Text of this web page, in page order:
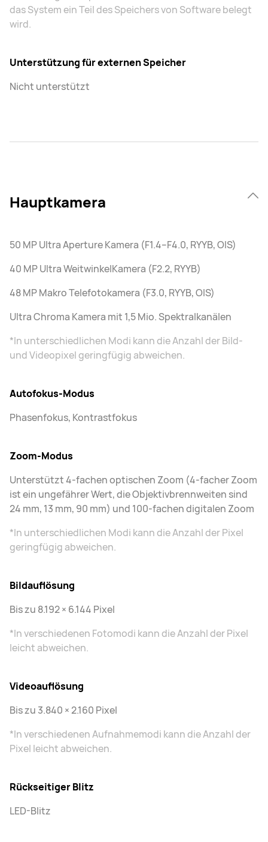
das System ein Teil des Speichers von Software belegt
wird.
Unterstützung für externen Speicher
Nicht unterstützt
Hauptkamera
50 MP Ultra Aperture Kamera (F1.4–F4.0, RYYB, OIS)
40 MP Ultra WeitwinkelKamera (F2.2, RYYB)
48 MP Makro Telefotokamera (F3.0, RYYB, OIS)
Ultra Chroma Kamera mit 1,5 Mio. Spektralkanälen
*In unterschiedlichen Modi kann die Anzahl der Bild-
und Videopixel geringfügig abweichen.
Autofokus-Modus
Phasenfokus, Kontrastfokus
Zoom-Modus
Unterstützt 4-fachen optischen Zoom (4-facher Zoom
ist ein ungefährer Wert, die Objektivbrennweiten sind
24 mm, 13 mm, 90 mm) und 100-fachen digitalen Zoom
*In unterschiedlichen Modi kann die Anzahl der Pixel
geringfügig abweichen.
Bildauflösung
Bis zu 8.192 × 6.144 Pixel
*In verschiedenen Fotomodi kann die Anzahl der Pixel
leicht abweichen.
Videoauflösung
Bis zu 3.840 × 2.160 Pixel
*In verschiedenen Aufnahmemodi kann die Anzahl der
Pixel leicht abweichen.
Rückseitiger Blitz
LED-Blitz